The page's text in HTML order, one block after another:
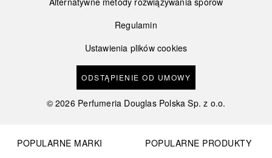
Regulamin
Ustawienia plików cookies
ODSTĄPIENIE OD UMOWY
©2026 Perfumeria Douglas Polska Sp. z o.o.
POPULARNE MARKI
POPULARNE PRODUKTY